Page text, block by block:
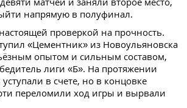
напрямую в полуфинал.
проверкой на прочность.
«Цементник» из Новоульяновска
опытом и сильным составом,
лиги «Б». На протяжении
в счете, но в концовке
переломили ход игры и вырвали